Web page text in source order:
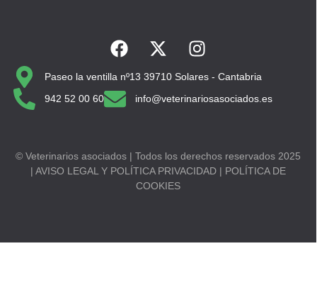
Paseo la ventilla nº13 39710 Solares - Cantabria
942 52 00 60
info@veterinariosasociados.es
© Veterinarios asociados | Todos los derechos reservados 2025
| AVISO LEGAL Y POLÍTICA PRIVACIDAD | POLÍTICA DE
COOKIES